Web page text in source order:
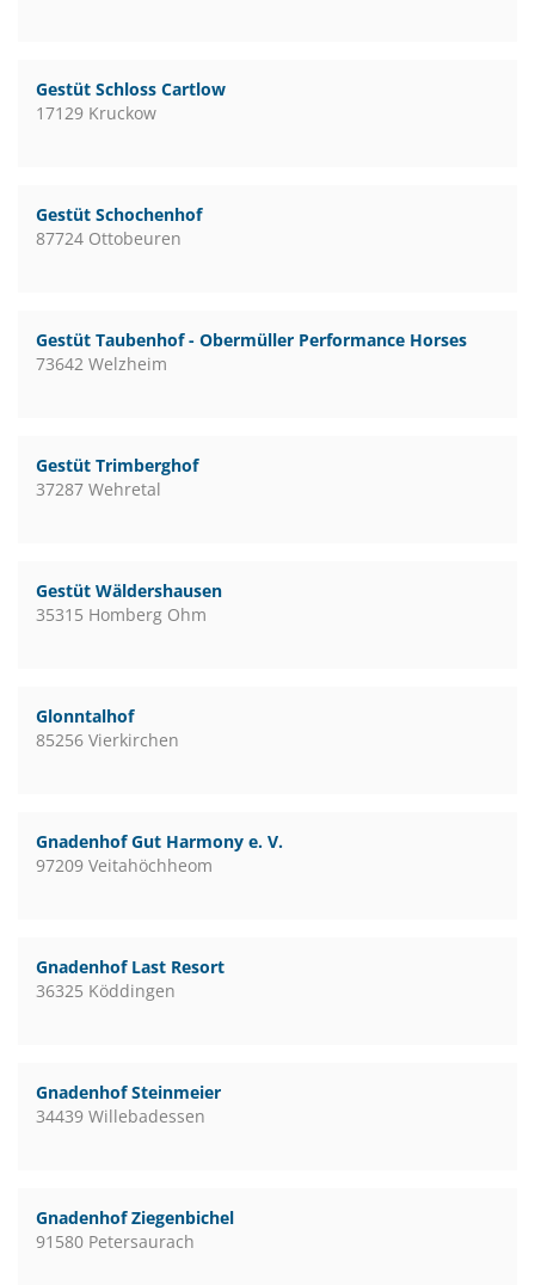
Gestüt Schloss Cartlow
17129 Kruckow
Gestüt Schochenhof
87724 Ottobeuren
Gestüt Taubenhof - Obermüller Performance Horses
73642 Welzheim
Gestüt Trimberghof
37287 Wehretal
Gestüt Wäldershausen
35315 Homberg Ohm
Glonntalhof
85256 Vierkirchen
Gnadenhof Gut Harmony e. V.
97209 Veitahöchheom
Gnadenhof Last Resort
36325 Köddingen
Gnadenhof Steinmeier
34439 Willebadessen
Gnadenhof Ziegenbichel
91580 Petersaurach